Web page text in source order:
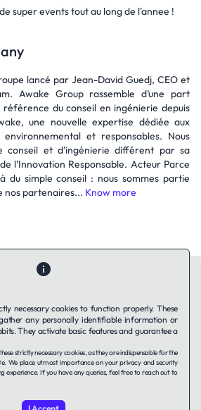
super events tout au long de l'annee !
lancé par Jean-David Guedj, CEO et
Awake Group rassemble d’une part
du conseil en ingénierie depuis
une nouvelle expertise dédiée aux
et responsables. Nous
conseil et d'ingénierie différent par sa
l’Innovation Responsable. Acteur Parce
du simple conseil : nous sommes partie
nos partenaires... Know more
Companies using TAFFinPrivacy Policy
of Service
LinkedIn
necessary cookies to function properly. These
any personally identifiable information or
They activate basic features and guarantee a
strictly necessary cookies, as they are indispensable for the
We place utmost importance on your privacy and security
experience. If you have any queries, feel free to reach out to